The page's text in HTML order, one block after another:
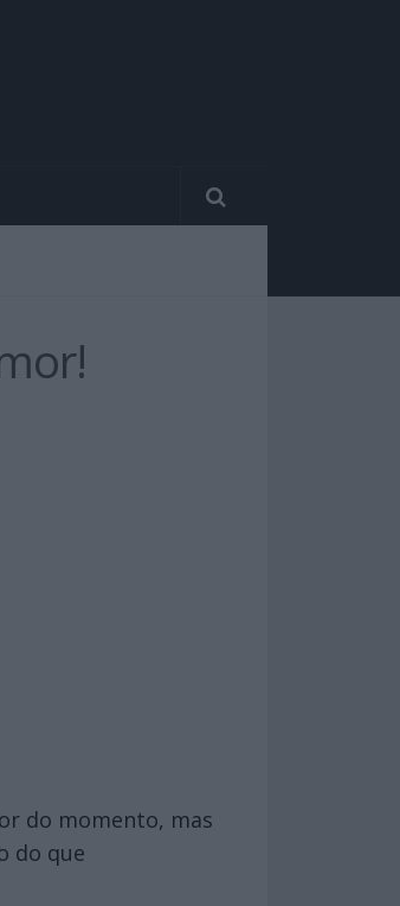
do momento, mas
do que